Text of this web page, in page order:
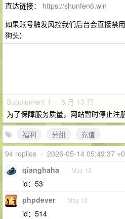
直达链接： https://shunfen6.win
如果账号触发风控我们后台会直接禁
狗头）
Supplement 1 · 5 月 13 日
为了保障服务质量，网站暂时停止注
福利
分组
充值
94 replies • 2026-05-14 05:49:37
qianghaha May 13
id：53
phpdever May 13
id：514